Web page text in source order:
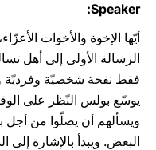
Speaker:
أيّها الإخوة والأخوات
الرسالة الأولى إلى أهل
فقط نفحة شخصيّة وفرديّة
يوسّع بولس النّظر على
ويسألهم أن يصلّوا من
البعض. ويبدأ بالإشارة إلى